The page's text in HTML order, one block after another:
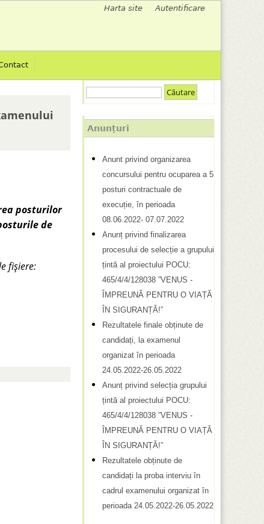
e
i
u
s
u
r
t
Harta site Autentificare
posturilor
de
fișiere:
F
o
m
ă
a
ă
u
t
Anunțuri
Anunt privind organizarea
concursului pentru ocuparea a 5
posturi contractuale de
execuție, în perioada
08.06.2022- 07.07.2022
Anunț privind finalizarea
procesului de selecție a grupului
țintă al proiectului POCU:
465/4/4/128038 ”VENUS -
ÎMPREUNĂ PENTRU O VIAȚĂ
ÎN SIGURANȚĂ!”
Rezultatele finale obținute de
candidați, la examenul
organizat în perioada
24.05.2022-26.05.2022
Anunț privind selecția grupului
țintă al proiectului POCU:
465/4/4/128038 ”VENUS -
ÎMPREUNĂ PENTRU O VIAȚĂ
ÎN SIGURANȚĂ!”
Rezultatele obținute de
candidați la proba interviu în
cadrul examenului organizat în
perioada 24.05.2022-26.05.2022